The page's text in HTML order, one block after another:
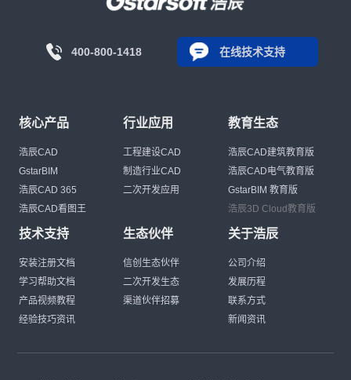
400-800-1418 在线技术支持
核心产品
浩辰CAD
GstarBIM
浩辰CAD 365
浩辰CAD看图王
行业应用
工程建设CAD
制造行业CAD
二次开发应用
教育生态
浩辰CAD建筑教育版
浩辰CAD电气教育版
GstarBIM 教育版
浩辰3D Cloud教育版
技术支持
安装注册文档
学习帮助文档
产品视频教程
经验技巧资讯
生态伙伴
信创生态伙伴
二次开发生态
渠道伙伴招募
关于浩辰
公司介绍
发展历程
联系方式
新闻资讯